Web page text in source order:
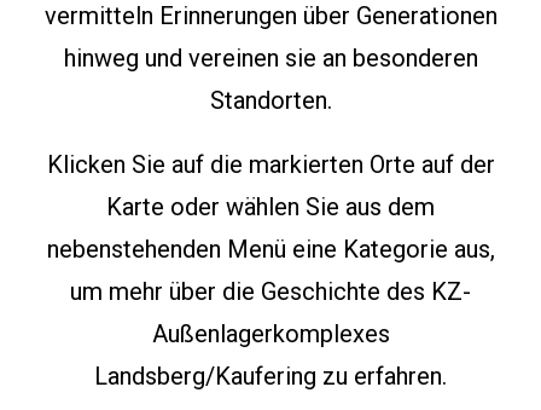
vermitteln Erinnerungen über Generationen
hinweg und vereinen sie an besonderen
Standorten.
Klicken Sie auf die markierten Orte auf der
Karte oder wählen Sie aus dem
nebenstehenden Menü eine Kategorie aus,
um mehr über die Geschichte des KZ-
Außenlagerkomplexes
Landsberg/Kaufering zu erfahren.